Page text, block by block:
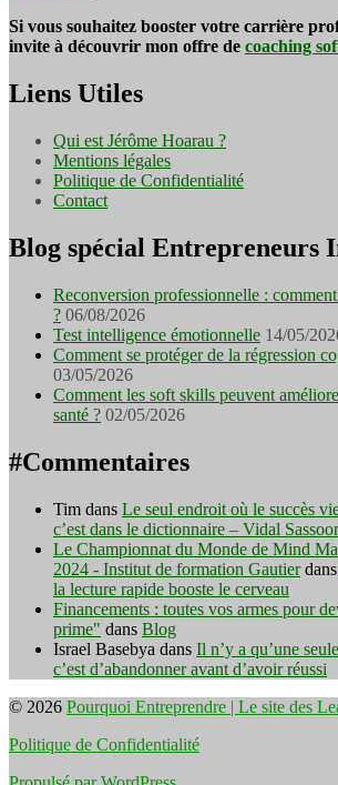
Si vous souhaitez booster votre carrière
invite à découvrir mon offre de coaching
Liens Utiles
Qui est Jérôme Hoarau ?
Mentions légales
Politique de Confidentialité
Contact
Blog spécial Entrepreneurs
Reconversion professionnelle :
? 06/08/2026
Test intelligence émotionnelle 14/05/
Comment se protéger de la régression
03/05/2026
Comment les soft skills peuvent
santé ? 02/05/2026
#Commentaires
Tim dans Le seul endroit où le succès
c’est dans le dictionnaire – Vidal
Le Championnat du Monde de Mind
2024 - Institut de formation Gautierdans
la lecture rapide booste le cerveau
Financements : toutes vos armes pour
prime" dans Blog
Israel Basebya dans Il n’y a qu’une
c’est d’abandonner avant d’avoir réussi
© 2026 Pourquoi Entreprendre | Le site des
Politique de Confidentialité